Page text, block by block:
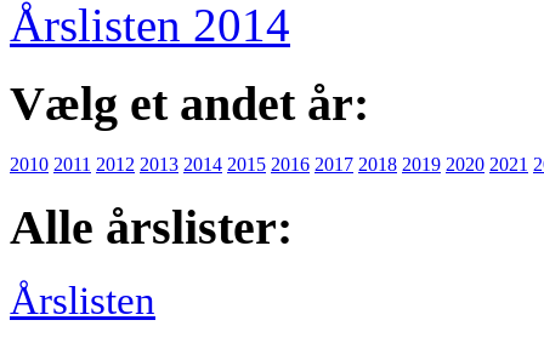
Årslisten 2014
Vælg et andet år:
2010 2011 2012 2013 2014 2015 2016 2017 2018 2019 2020 2021
Alle årslister:
Årslisten